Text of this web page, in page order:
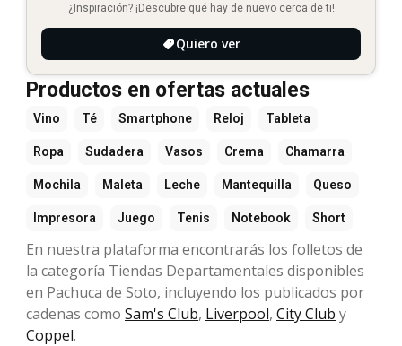
¿Inspiración? ¡Descubre qué hay de nuevo cerca de ti!
Quiero ver
Productos en ofertas actuales
Vino Té Smartphone Reloj Tableta
Ropa Sudadera Vasos Crema Chamarra
Mochila Maleta Leche Mantequilla Queso
Impresora Juego Tenis Notebook Short
En nuestra plataforma encontrarás los folletos de
la categoría Tiendas Departamentales disponibles
en Pachuca de Soto, incluyendo los publicados por
cadenas como Sam's Club, Liverpool, City Club y
Coppel.